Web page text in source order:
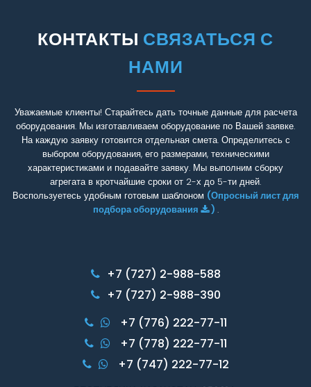
КОНТАКТЫ СВЯЗАТЬСЯ С
НАМИ
Уважаемые клиенты! Старайтесь дать точные данные для расчета
оборудования. Мы изготавливаем оборудование по Вашей заявке.
На каждую заявку готовится отдельная смета. Определитесь с
выбором оборудования, его размерами, техническими
характеристиками и подавайте заявку. Мы выполним сборку
агрегата в кротчайшие сроки от 2-х до 5-ти дней.
Воспользуетесь удобным готовым шаблоном (Опросный лист для
подбора оборудования
) .
+7 (727) 2-988-588
+7 (727) 2-988-390
+7 (776) 222-77-11
+7 (778) 222-77-11
+7 (747) 222-77-12